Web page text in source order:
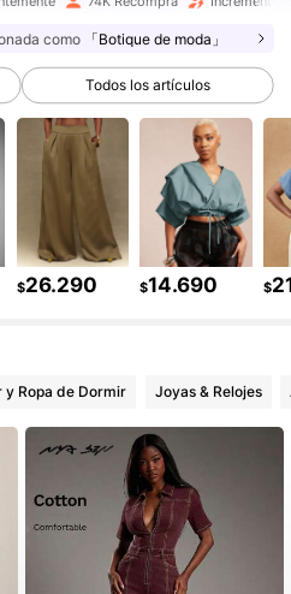
como 「Botique de moda」
Todos los artículos
$26.290 $14.690 $
y Ropa de Dormir Joyas & Relojes